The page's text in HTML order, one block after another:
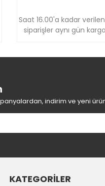
Saat 16.00'a kadar
siparişler aynı gün
indirim ve yeni
KATEGORİLER